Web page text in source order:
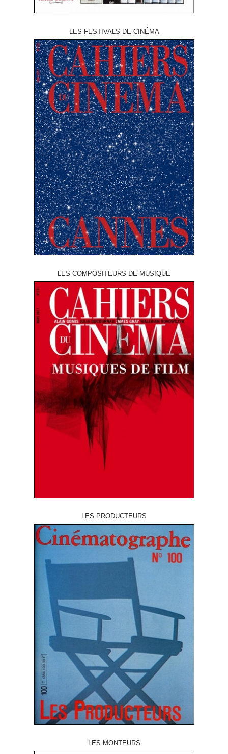
LES FESTIVALS DE CINÉMA
LES COMPOSITEURS DE MUSIQUE
LES PRODUCTEURS
LES MONTEURS